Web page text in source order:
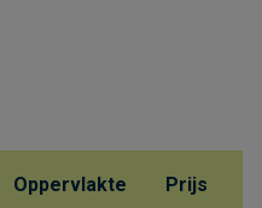
Oppervlakte Prijs